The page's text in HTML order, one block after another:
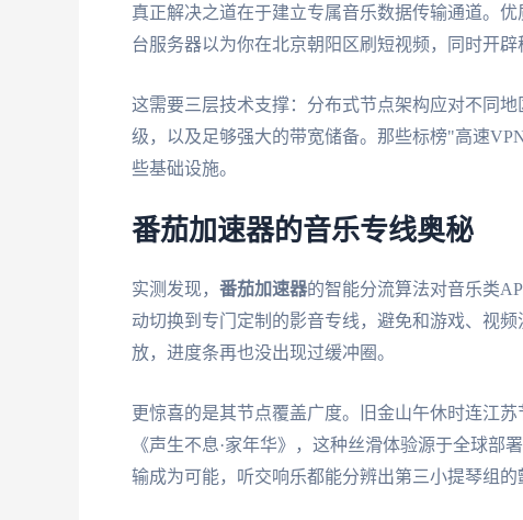
真正解决之道在于建立专属音乐数据传输通道。
台服务器以为你在北京朝阳区刷短视频，同时开辟
这需要三层技术支撑：分布式节点架构应对不同
级，以及足够强大的带宽储备。那些标榜"高速
些基础设施。
番茄加速器的音乐专线奥秘
实测发现， 番茄加速器的智能分流算法对音乐类
动切换到专门定制的影音专线，避免和游戏、视
放，进度条再也没出现过缓冲圈。
更惊喜的是其节点覆盖广度。旧金山午休时连江
《声生不息·家年华》，这种丝滑体验源于全球部
输成为可能，听交响乐都能分辨出第三小提琴组的